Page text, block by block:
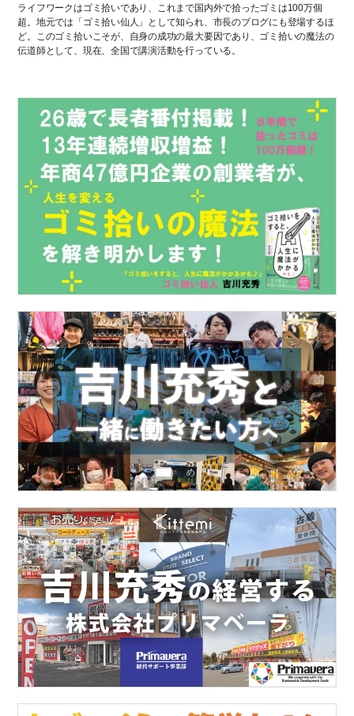
ライフワークはゴミ拾いであり、これまで国内外で拾ったゴミは100万個
超。地元では「ゴミ拾い仙人」として知られ、市長のブログにも登場するほ
ど。このゴミ拾いこそが、自身の成功の最大要因であり、ゴミ拾いの魔法の
伝道師として、現在、全国で講演活動を行っている。